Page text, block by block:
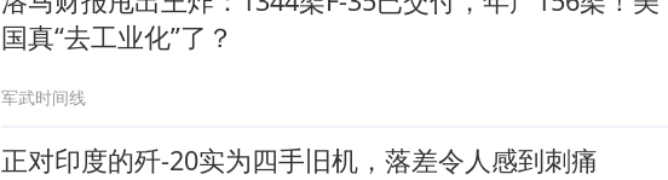
国真“去工业化”了？
军武时间线
正对印度的歼-20实为四手旧机，落差令人感到刺痛